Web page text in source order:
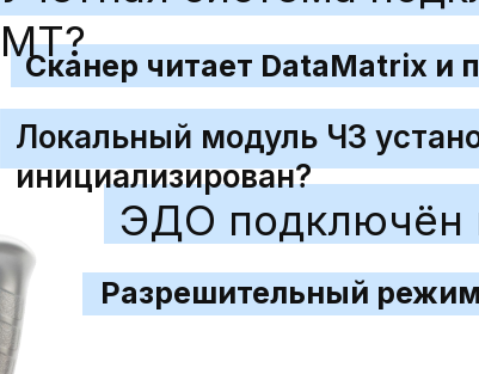
Сканер читает DataMatrix и
Разрешительный режим
МТ?
ЭДО подключён
Локальный модуль ЧЗ
инициализирован?